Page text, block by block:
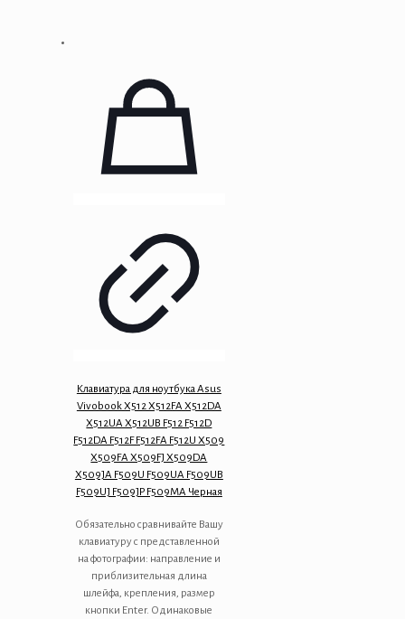
Клавиатура для ноутбука Asus
Vivobook X512 X512FA X512DA
X512UA X512UB F512 F512D
F512DA F512F F512FA F512U X509
X509FA X509FJ X509DA
X509JA F509U F509UA F509UB
F509UJ F509JP F509MA Черная
Обязательно сравнивайте Вашу
клавиатуру с представленной
на фотографии: направление и
приблизительная длина
шлейфа, крепления, размер
кнопки Enter. Одинаковые